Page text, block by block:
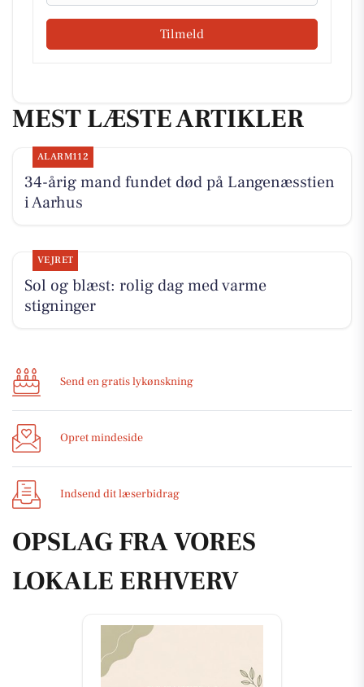
Tilmeld
MEST LÆSTE ARTIKLER
ALARM112
34-årig mand fundet død på Langenæsstien
i Aarhus
VEJRET
Sol og blæst: rolig dag med varme
stigninger
Send en gratis lykønskning
Opret mindeside
Indsend dit læserbidrag
OPSLAG FRA VORES
LOKALE ERHVERV